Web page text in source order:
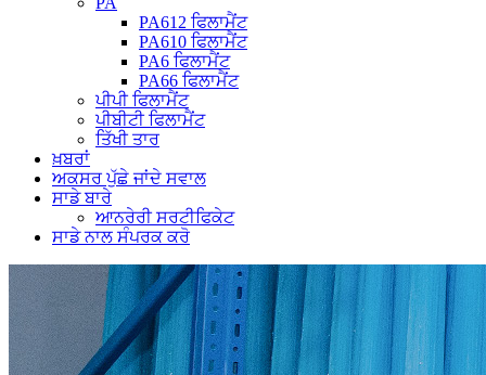
PA612 ਫਿਲਾਮੈਂਟ
PA610 ਫਿਲਾਮੈਂਟ
PA6 ਫਿਲਾਮੈਂਟ
PA66 ਫਿਲਾਮੈਂਟ
ਪੀਪੀ ਫਿਲਾਮੈਂਟ
ਪੀਬੀਟੀ ਫਿਲਾਮੈਂਟ
ਤਿੱਖੀ ਤਾਰ
ਖ਼ਬਰਾਂ
ਅਕਸਰ ਪੁੱਛੇ ਜਾਂਦੇ ਸਵਾਲ
ਸਾਡੇ ਬਾਰੇ
ਆਨਰੇਰੀ ਸਰਟੀਫਿਕੇਟ
ਸਾਡੇ ਨਾਲ ਸੰਪਰਕ ਕਰੋ